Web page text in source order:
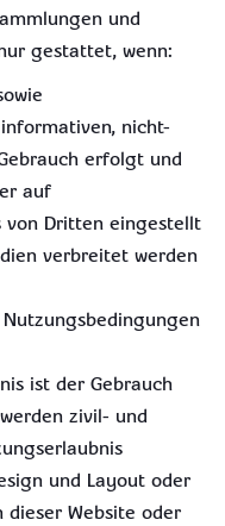
und
gestattet, wenn:
nicht-
erfolgt und
auf
von Dritten eingestellt
verbreitet werden
ist der Gebrauch
zivil- und
und Layout oder
dieser Website oder